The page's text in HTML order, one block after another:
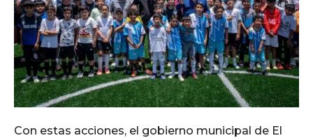
Con estas acciones, el gobierno municipal de El